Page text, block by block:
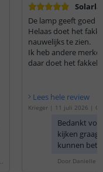
De lamp geeft goed
Helaas doet het
nauwelijks te zien.
Ik heb andere
daar doet het fakkel
Lees hele review
Krieger| 11 juli 2026 |
rdeelset van 4 stuks'
Bedankt
kijken graag
kunnen
Door Danielle